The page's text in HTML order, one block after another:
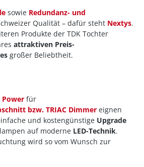
sowie Redundanz- und
Qualität – dafür steht Nextys.
Produkte der TDK Tochter
attraktiven Preis-
großer Beliebtheit.
Power für
bzw. TRIAC Dimmer eignen
und kostengünstige Upgrade
auf moderne LED-Technik.
wird so vom Wunsch zur